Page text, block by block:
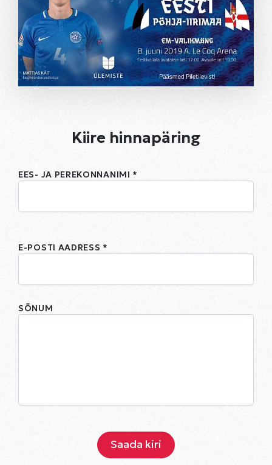
Kiire hinnapäring
EES- JA PEREKONNANIMI *
E-POSTI AADRESS *
SÕNUM